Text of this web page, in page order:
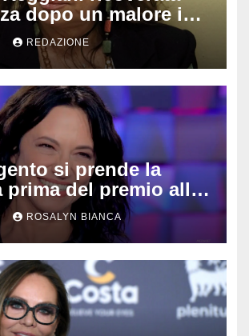
dopo un malore in
come sta oggi l’ex
REDAZIONE
si prende la
prima del premio alla
«Mi chiamano
e cagna»
ROSALYN BIANCA